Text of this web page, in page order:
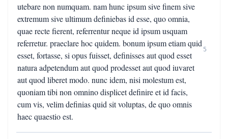
utebare non numquam. nam hunc ipsum sive finem sive
extremum sive ultimum definiebas id esse, quo omnia,
quae recte fierent, referrentur neque id ipsum usquam
referretur. praeclare hoc quidem. bonum ipsum etiam quid
esset, fortasse, si opus fuisset, definisses aut quod esset
natura adpetendum aut quod prodesset aut quod iuvaret
aut quod liberet modo. nunc idem, nisi molestum est,
quoniam tibi non omnino displicet definire et id facis,
cum vis, velim definias quid sit voluptas, de quo omnis
haec quaestio est.
5